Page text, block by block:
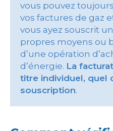
vous pouvez
vos factures de gaz
vous ayez souscrit
propres moyens ou
d’une opération
d’énergie. La
titre individuel, quel
souscription.